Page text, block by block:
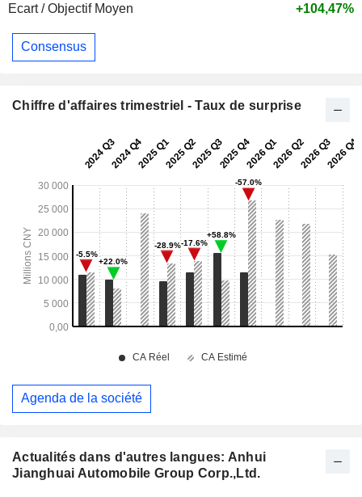
Actualités dans d'autres langues: Anhui
Jianghuai Automobile Group Corp.,Ltd.
Ecart / Objectif Moyen
+104,47%
Consensus
Chiffre d'affaires trimestriel - Taux de surprise
Agenda de la société